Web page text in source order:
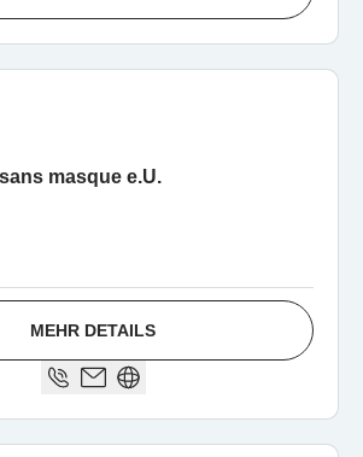
sans masque e.U.
MEHR DETAILS